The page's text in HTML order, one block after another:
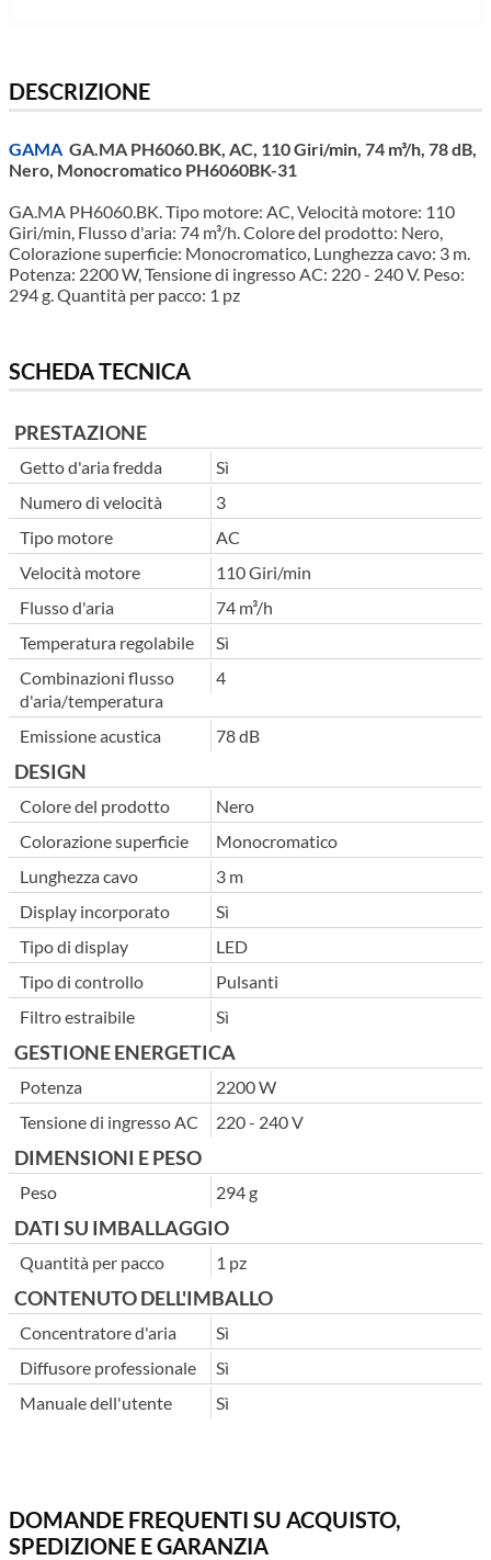
DESCRIZIONE
GAMA GA.MA PH6060.BK, AC, 110 Giri/min, 74 m³/h, 78 dB,
Nero, Monocromatico PH6060BK-31
GA.MA PH6060.BK. Tipo motore: AC, Velocità motore: 110
Giri/min, Flusso d'aria: 74 m³/h. Colore del prodotto: Nero,
Colorazione superficie: Monocromatico, Lunghezza cavo: 3 m.
Potenza: 2200 W, Tensione di ingresso AC: 220 - 240 V. Peso:
294 g. Quantità per pacco: 1 pz
SCHEDA TECNICA
PRESTAZIONE
Getto d'aria fredda
Sì
Numero di velocità
3
Tipo motore
AC
Velocità motore
110 Giri/min
Flusso d'aria
74 m³/h
Temperatura regolabile
Sì
Combinazioni flusso
d'aria/temperatura
4
Emissione acustica 78 dB
DESIGN
Colore del prodotto
Nero
Colorazione superficie
Monocromatico
Lunghezza cavo
3 m
Display incorporato
Sì
Tipo di display
LED
Tipo di controllo
Pulsanti
Filtro estraibile
Sì
GESTIONE ENERGETICA
Potenza
2200 W
Tensione di ingresso AC
220 - 240 V
DIMENSIONI E PESO
Peso 294 g
DATI SU IMBALLAGGIO
Quantità per pacco 1 pz
CONTENUTO DELL'IMBALLO
Concentratore d'aria
Sì
Diffusore professionale
Sì
Manuale dell'utente
Sì
DOMANDE FREQUENTI SU ACQUISTO,
SPEDIZIONE E GARANZIA